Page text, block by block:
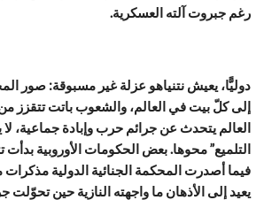
رغم جبروت آلته العسكرية.
دوليًّا، يعيش نتنياهو عزلة غير مسبوقة: صور
إلى كلّ بيت في العالم، والشعوب باتت تتقزز
العالم يتحدث عن جرائم حرب وإبادة جماعية،
التلميع” محوها. بعض الحكومات الأوروبية بدأت
فيما أصدرت المحكمة الجنائية الدولية
يعيد إلى الأذهان ما واجهته النازية حين تحوّلت